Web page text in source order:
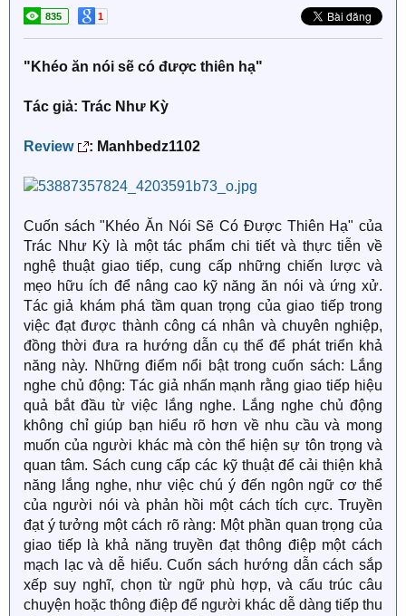
835 1
"Khéo ăn nói sẽ có được thiên hạ"
Tác giả: Trác Như Kỳ
Review : Manhbedz1102
Cuốn sách "Khéo Ăn Nói Sẽ Có Được Thiên Hạ" của
Trác Như Kỳ là một tác phẩm chi tiết và thực tiễn về
nghệ thuật giao tiếp, cung cấp những chiến lược và
mẹo hữu ích để nâng cao kỹ năng ăn nói và ứng xử.
Tác giả khám phá tầm quan trọng của giao tiếp trong
việc đạt được thành công cá nhân và chuyên nghiệp,
đồng thời đưa ra hướng dẫn cụ thể để phát triển khả
năng này. Những điểm nổi bật trong cuốn sách: Lắng
nghe chủ động: Tác giả nhấn mạnh rằng giao tiếp hiệu
quả bắt đầu từ việc lắng nghe. Lắng nghe chủ động
không chỉ giúp bạn hiểu rõ hơn về nhu cầu và mong
muốn của người khác mà còn thể hiện sự tôn trọng và
quan tâm. Sách cung cấp các kỹ thuật để cải thiện khả
năng lắng nghe, như việc chú ý đến ngôn ngữ cơ thể
của người nói và phản hồi một cách tích cực. Truyền
đạt ý tưởng một cách rõ ràng: Một phần quan trọng của
giao tiếp là khả năng truyền đạt thông điệp một cách
mạch lạc và dễ hiểu. Cuốn sách hướng dẫn cách sắp
xếp suy nghĩ, chọn từ ngữ phù hợp, và cấu trúc câu
chuyện hoặc thông điệp để người khác dễ dàng tiếp thu